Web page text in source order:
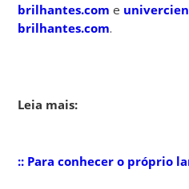
brilhantes.com e
brilhantes.com.
Leia mais:
:: Para conhecer o próprio